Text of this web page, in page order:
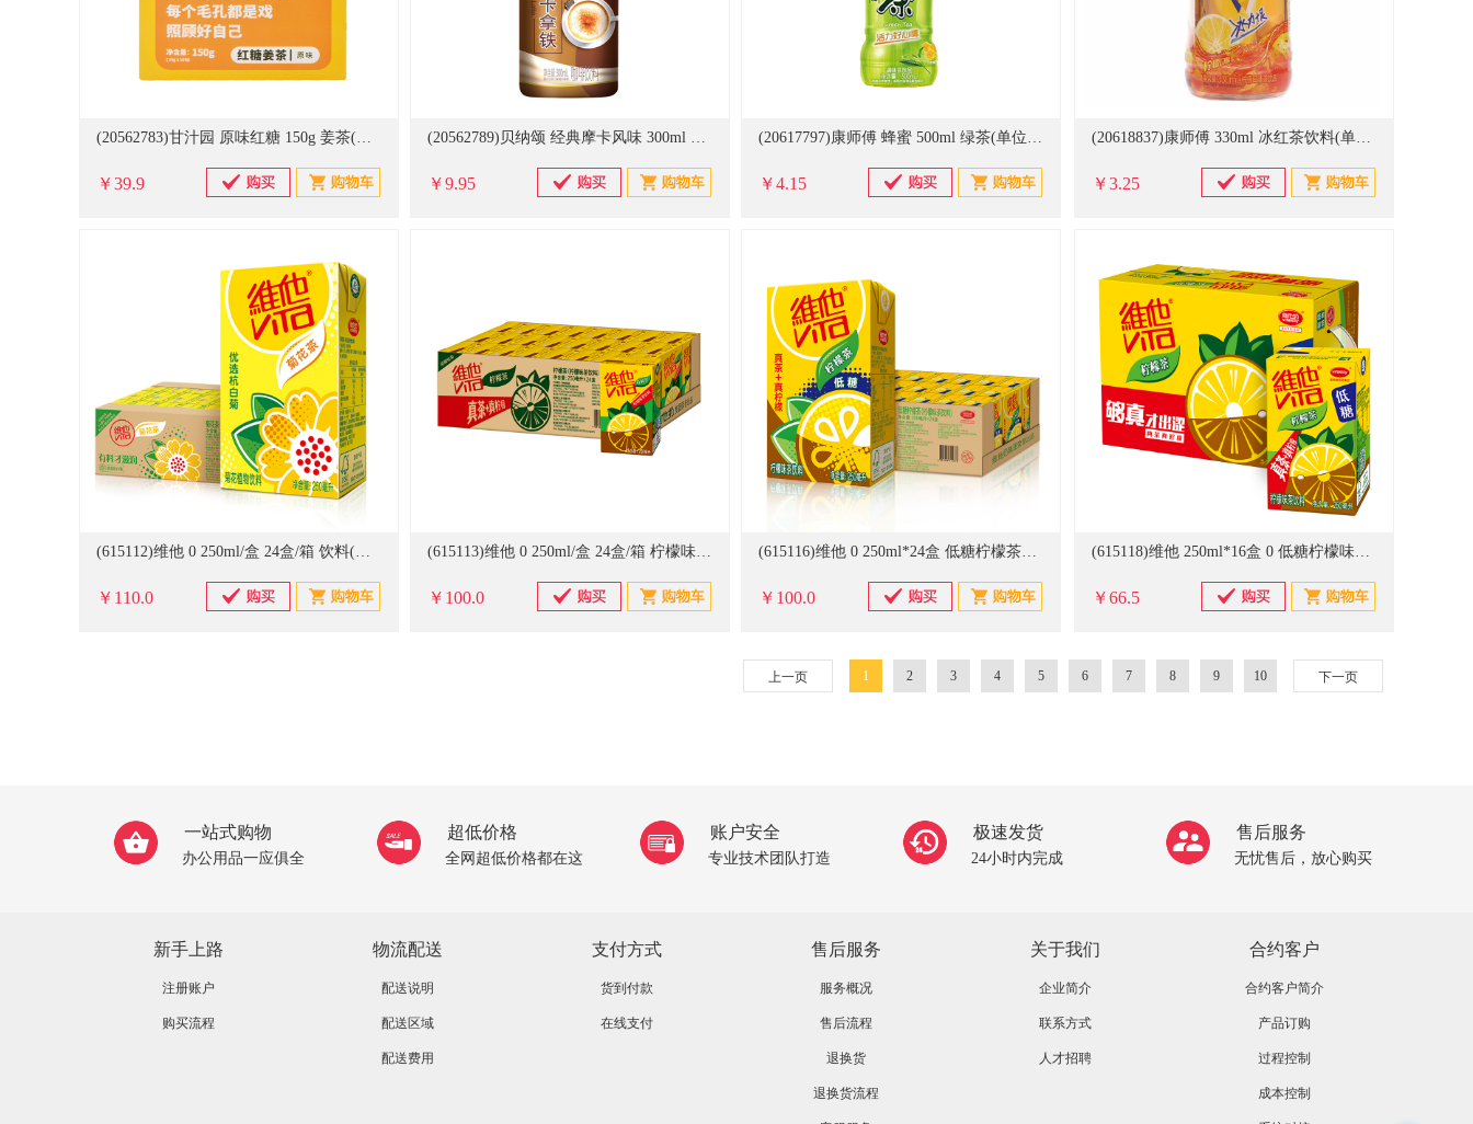
(20562783)甘汁园 原味红糖 150g 姜茶(单位：包)
￥39.9
(20562789)贝纳颂 经典摩卡风味 300ml 咖啡(单位：杯)
￥9.95
(20617797)康师傅 蜂蜜 500ml 绿茶(单位：瓶)
￥4.15
(20618837)康师傅 330ml 冰红茶饮料(单位：瓶)
￥3.25
(615112)维他 0 250ml/盒 24盒/箱 饮料(单位：件)
￥110.0
(615113)维他 0 250ml/盒 24盒/箱 柠檬味茶饮料 50箱起订 仅供广东(单位:箱) 黄色(单位：件)
￥100.0
(615116)维他 0 250ml*24盒 低糖柠檬茶饮料 50箱起订(广东特供)(单位:箱)(单位：件)
￥100.0
(615118)维他 250ml*16盒 0 低糖柠檬味茶饮料 50箱起订(广东特供)(单位：件)
￥66.5
上一页 1 2 3 4 5 6 7 8 9 10 下一页
一站式购物
办公用品一应俱全
超低价格
全网超低价格都在这
账户安全
专业技术团队打造
极速发货
24小时内完成
售后服务
无忧售后，放心购买
新手上路
注册账户
购买流程
物流配送
配送说明
配送区域
配送费用
支付方式
货到付款
在线支付
售后服务
服务概况
售后流程
退换货
退换货流程
关于我们
企业简介
联系方式
人才招聘
合约客户
合约客户简介
产品订购
过程控制
成本控制